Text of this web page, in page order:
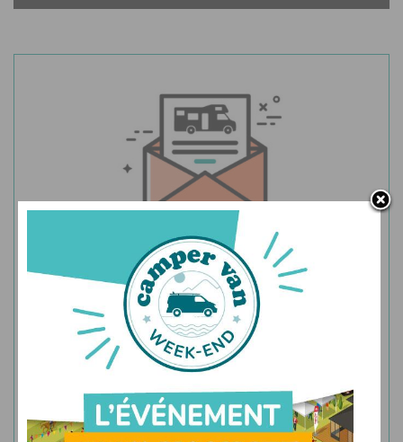
Abonnez-vous à la newsletter
Recevez le meilleur de l’actualité du camping-car
neuf directement dans votre boîte mail.